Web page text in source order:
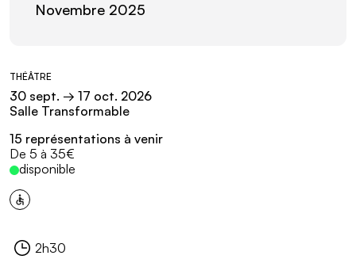
Novembre 2025
THÉÂTRE
30 sept. → 17 oct. 2026
Salle Transformable
15 représentations à venir
Tarifs :
De 5 à 35€
disponible
Événement accessible
Durée :
2h30